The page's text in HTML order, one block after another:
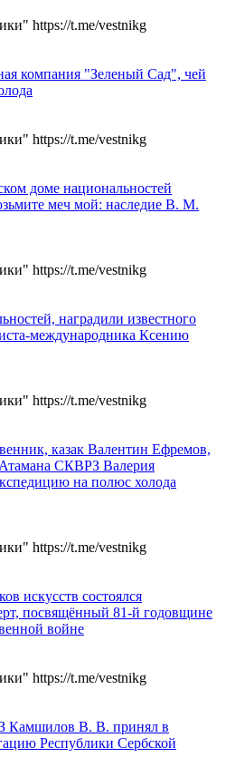
https://t.me/vestnikg
компания "Зеленый Сад", чей
https://t.me/vestnikg
доме национальностей
меч мой: наследие В. М.
https://t.me/vestnikg
наградили известного
международника Ксению
https://t.me/vestnikg
казак Валентин Ефремов,
СКВРЗ Валерия
на полюс холода
https://t.me/vestnikg
искусств состоялся
посвящённый 81-й годовщине
войне
https://t.me/vestnikg
Камшилов В. В. принял в
Республики Сербской